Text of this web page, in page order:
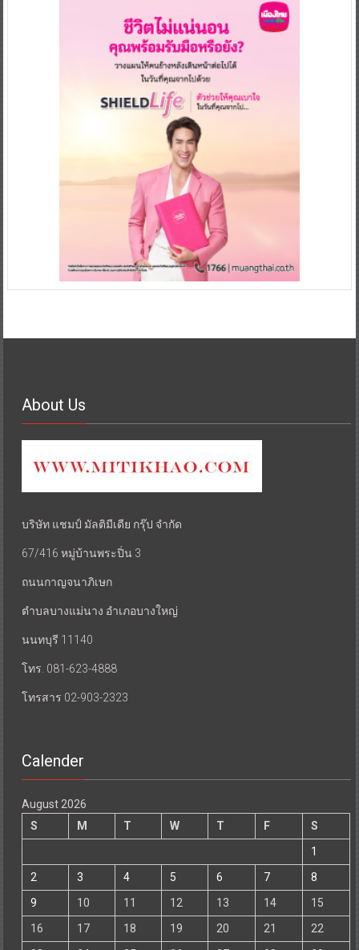
About Us
บริษัท แชมป์ มัลติมีเดีย กรุ๊ป จำกัด
67/416 หมู่บ้านพระปิ่น 3
ถนนกาญจนาภิเษก
ตำบลบางแม่นาง อำเภอบางใหญ่
นนทบุรี 11140
โทร. 081-623-4888
โทรสาร 02-903-2323
Calender
August 2026
S
M T W T F
S
1
2
3 4 5 6 7
8
9
10 11 12 13 14
15
16
17 18 19 20 21
22